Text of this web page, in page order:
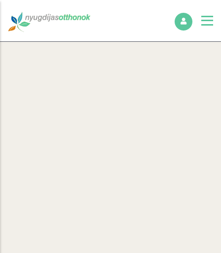
+
−